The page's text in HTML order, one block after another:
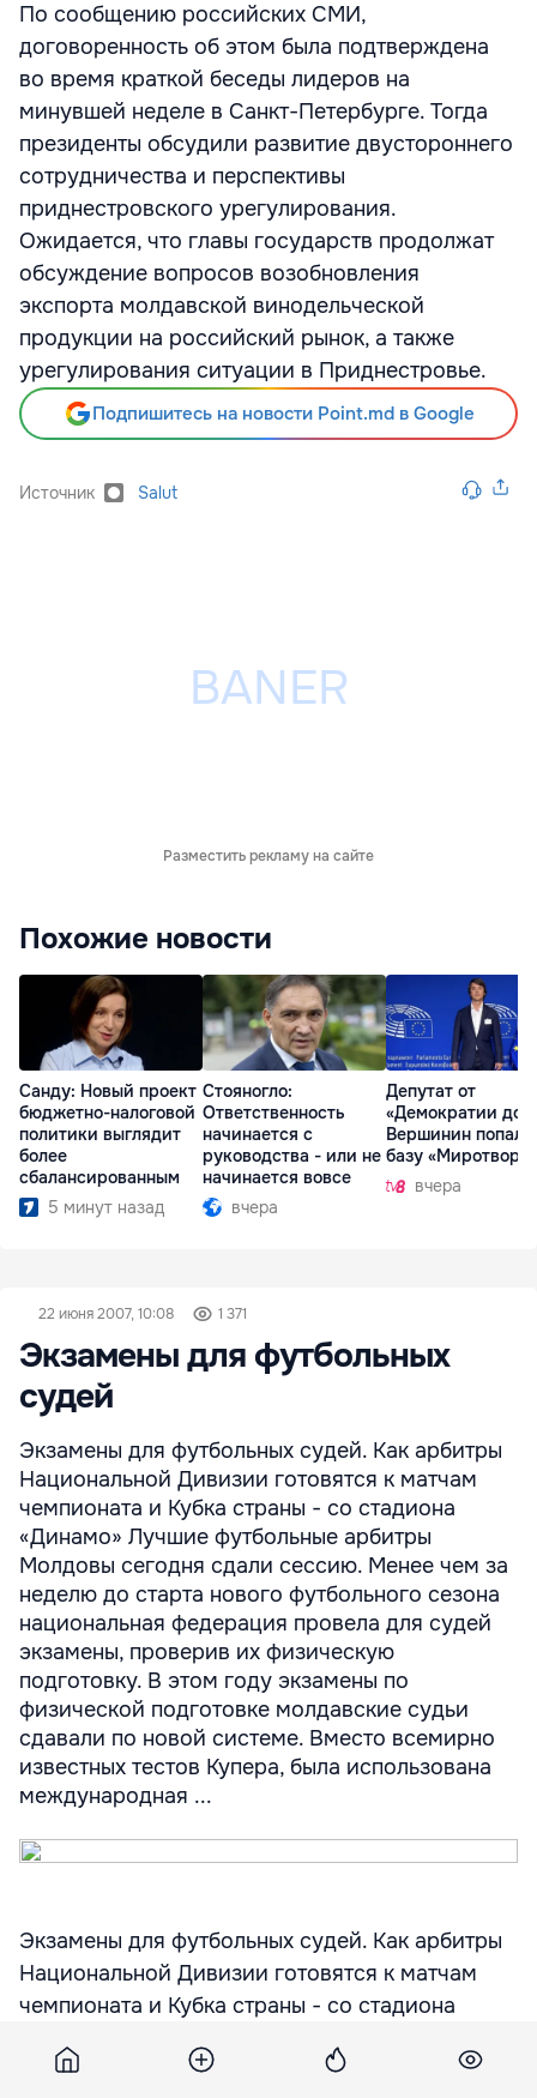
По сообщению российских СМИ,
договоренность об этом была подтверждена
во время краткой беседы лидеров на
минувшей неделе в Санкт-Петербурге. Тогда
президенты обсудили развитие двустороннего
сотрудничества и перспективы
приднестровского урегулирования.
Ожидается, что главы государств продолжат
обсуждение вопросов возобновления
экспорта молдавской винодельческой
продукции на российский рынок, а также
урегулирования ситуации в Приднестровье.
Подпишитесь на новости Point.md в Google
Источник Salut
Разместить рекламу на сайте
Похожие новости
Санду: Новый проект
бюджетно-налоговой
политики выглядит
более
сбалансированным
5 минут назад
Стояногло:
Ответственность
начинается с
руководства - или не
начинается вовсе
вчера
Депутат от
«Демократии
Вершинин попал в
базу
вчера
22 июня 2007, 10:08 1 371
Экзамены для футбольных
судей
Экзамены для футбольных судей. Как арбитры
Национальной Дивизии готовятся к матчам
чемпионата и Кубка страны - со стадиона
«Динамо» Лучшие футбольные арбитры
Молдовы сегодня сдали сессию. Менее чем за
неделю до старта нового футбольного сезона
национальная федерация провела для судей
экзамены, проверив их физическую
подготовку. В этом году экзамены по
физической подготовке молдавские судьи
сдавали по новой системе. Вместо всемирно
известных тестов Купера, была использована
международная ...
Экзамены для футбольных судей. Как арбитры
Национальной Дивизии готовятся к матчам
чемпионата и Кубка страны - со стадиона
Лучшие футбольные арбитры Молдовы сегодня